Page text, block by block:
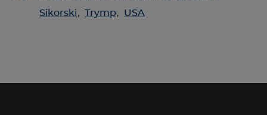
Sikorski, Trymp, USA